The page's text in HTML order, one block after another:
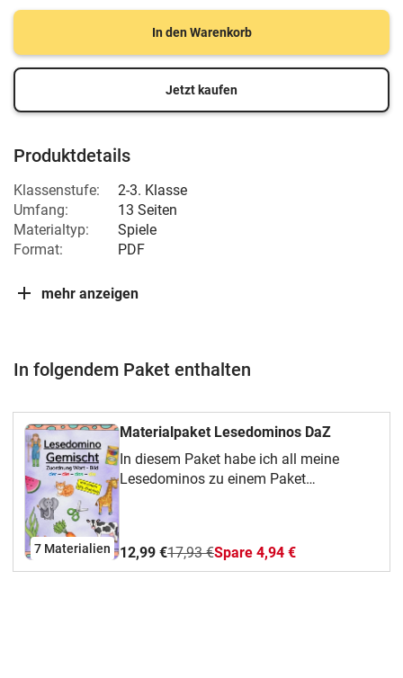
In den Warenkorb
Jetzt kaufen
Produktdetails
Klassenstufe:
2-3. Klasse
Umfang:
13 Seiten
Materialtyp:
Spiele
Format:
PDF
mehr anzeigen
In folgendem Paket enthalten
7 Materialien
Materialpaket Lesedominos DaZ
In diesem Paket habe ich all meine
Lesedominos zu einem Paket
12,99 €17,93 €Spare 4,94 €